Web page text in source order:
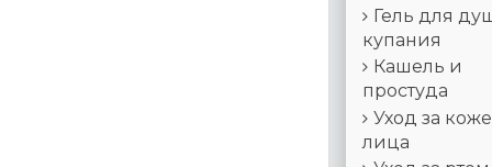
Гель для
купания
Кашель и
простуда
Уход за
лица